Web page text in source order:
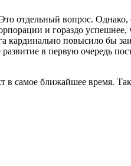
отдельный вопрос.
и гораздо успешнее,
кардинально повысило бы
в первую очередь
в самое ближайшее время.